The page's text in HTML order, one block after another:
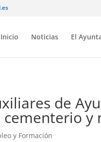
Inicio Noticias El
de
y Formación